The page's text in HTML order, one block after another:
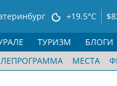
+19.5°C $
МЕСТА
ТУРИЗМ БЛОГИ